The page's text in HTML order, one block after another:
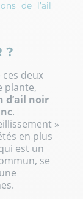
de l’ail
?
deux
plante,
d’ail noir
.
»
en plus
est un
se